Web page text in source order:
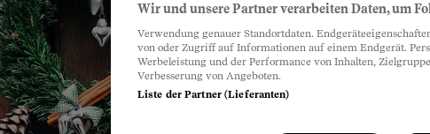
Wir und unsere Partner verarbeiten Daten, um
Verwendung genauer Standortdaten.
von oder Zugriff auf Informationen auf einem Endgerät.
Werbeleistung und der Performance von Inhalten,
Verbesserung von Angeboten.
Liste der Partner (Lieferanten)